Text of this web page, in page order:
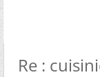
Re :